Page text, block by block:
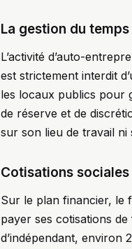
La gestion du
L’activité d’auto-
est strictement interdit
les locaux publics pour
de réserve et de
sur son lieu de travail
Cotisations
Sur le plan financier, le
payer ses cotisations
d’indépendant, environ